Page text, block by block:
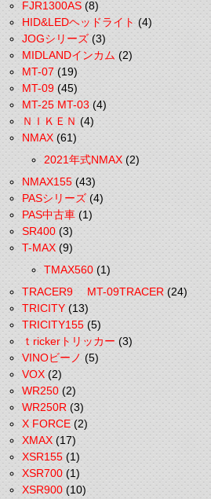
FJR1300AS(8)
HID&LEDヘッドライト(4)
JOGシリーズ(3)
MIDLANDインカム(2)
MT-07(19)
MT-09(45)
MT-25 MT-03(4)
ＮＩＫＥＮ(4)
NMAX(61)
2021年式NMAX(2)
NMAX155(43)
PASシリーズ(4)
PAS中古車(1)
SR400(3)
T-MAX(9)
TMAX560(1)
TRACER9 MT-09TRACER(24)
TRICITY(13)
TRICITY155(5)
ｔrickerトリッカー(3)
VINOビーノ(5)
VOX(2)
WR250(2)
WR250R(3)
X FORCE(2)
XMAX(17)
XSR155(1)
XSR700(1)
XSR900(10)